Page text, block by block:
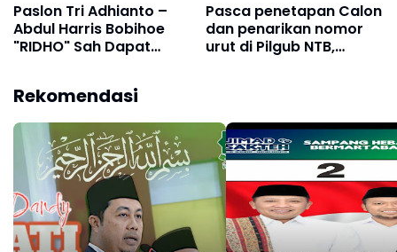
Paslon Tri Adhianto –
Abdul Harris Bobihoe
"RIDHO" Sah Dapat
Pasca penetapan Calon
dan penarikan nomor
urut di Pilgub NTB,
Rekomendasi